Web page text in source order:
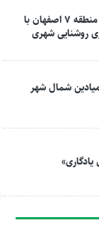
کاهش ۱۵ درصدی مصرف برق منطقه ۷ اصفهان با
روشنایی شهری
شمال شهر